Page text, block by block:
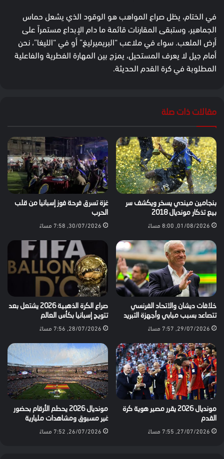
في الختام، يظل صراع المواهب هو الوقود الذي يشعل حماس
الجماهير، وستبقى المقارنات قائمة ما دام الإبداع مستمراً على
أرض الملعب. سواء في ملاعب “البريميرليغ” أو في “الليغا”، نحن
أمام جيل لا يعرف المستحيل، يمزج بين المهارة الفطرية والفاعلية
المطلوبة في كرة القدم الحديثة.
مقالات ذات صلة
بنجامين ميندي يسخر ويكشف سر
بيع تذكار مونديال 2018
01/08/2026, 8:00 مساءً
غزة تسرق فرحة فوز إسبانيا من قلب
الحرب
30/07/2026, 7:58 مساءً
خلافات ديشان والاتحاد الفرنسي
تتصاعد بسبب مبابي وأجهزة التبريد
29/07/2026, 7:57 مساءً
صراع الكرة الذهبية 2026 يشتعل بعد
تتويج إسبانيا بكأس العالم
28/07/2026, 7:56 مساءً
مونديال 2026 يقرر مصير هوية كرة
القدم
27/07/2026, 7:55 مساءً
مونديال 2026 يحطم الأرقام بحضور
غير مسبوق ومشاهدات مليارية
26/07/2026, 7:52 مساءً